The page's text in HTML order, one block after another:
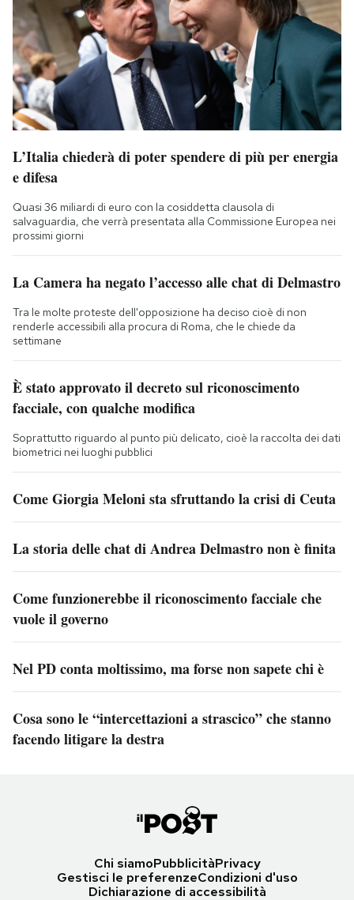
L’Italia chiederà di poter spendere di più per energia
e difesa
Quasi 36 miliardi di euro con la cosiddetta clausola di
salvaguardia, che verrà presentata alla Commissione Europea nei
prossimi giorni
La Camera ha negato l’accesso alle chat di Delmastro
Tra le molte proteste dell'opposizione ha deciso cioè di non
renderle accessibili alla procura di Roma, che le chiede da
settimane
È stato approvato il decreto sul riconoscimento
facciale, con qualche modifica
Soprattutto riguardo al punto più delicato, cioè la raccolta dei dati
biometrici nei luoghi pubblici
Come Giorgia Meloni sta sfruttando la crisi di Ceuta
La storia delle chat di Andrea Delmastro non è finita
Come funzionerebbe il riconoscimento facciale che
vuole il governo
Nel PD conta moltissimo, ma forse non sapete chi è
Cosa sono le “intercettazioni a strascico” che stanno
facendo litigare la destra
Chi siamoPubblicitàPrivacy
Gestisci le preferenzeCondizioni d'uso
Dichiarazione di accessibilità